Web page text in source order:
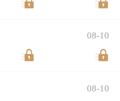
08-10
08-10